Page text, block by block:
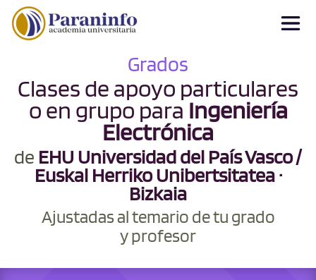
Grados
Clases de apoyo particulares
o en grupo para Ingeniería
Electrónica
de EHU Universidad del País Vasco /
Euskal Herriko Unibertsitatea ·
Bizkaia
Ajustadas al temario de tu grado
y profesor